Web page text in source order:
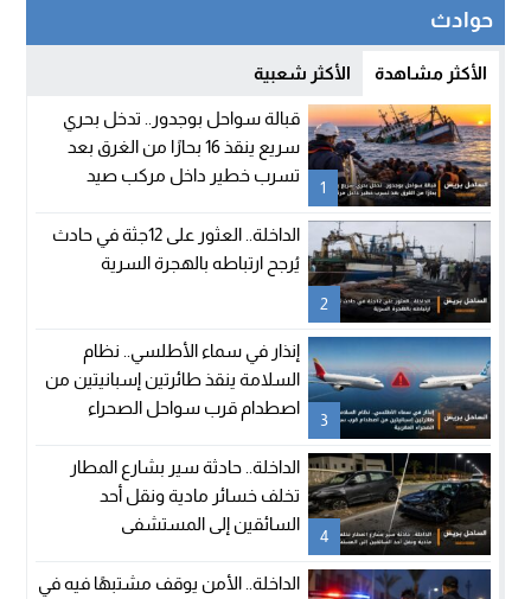
حوادث
الأكثر مشاهدة الأكثر شعبية
1
قبالة سواحل بوجدور.. تدخل بحري
سريع ينقذ 16 بحارًا من الغرق بعد
تسرب خطير داخل مركب صيد
2
الداخلة.. العثور على 12جثة في حادث
يُرجح ارتباطه بالهجرة السرية
3
إنذار في سماء الأطلسي.. نظام
السلامة ينقذ طائرتين إسبانيتين من
اصطدام قرب سواحل الصحراء
4
الداخلة.. حادثة سير بشارع المطار
تخلف خسائر مادية ونقل أحد
السائقين إلى المستشفى
الداخلة.. الأمن يوقف مشتبهًا فيه في